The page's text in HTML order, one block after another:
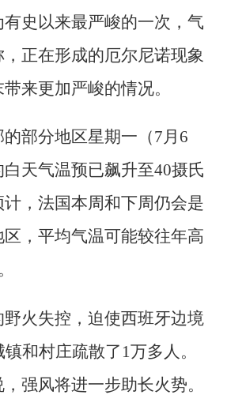
史以来最严峻的一次，气
正在形成的厄尔尼诺现象
来更加严峻的情况。
部分地区星期一（7月6
天气温预已飙升至40摄氏
，法国本周和下周仍会是
，平均气温可能较往年高
火失控，迫使西班牙边境
和村庄疏散了1万多人。
强风将进一步助长火势。